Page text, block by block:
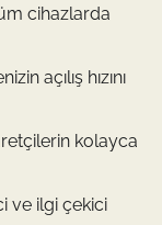
cihazlarda
açılış hızını
kolayca
ve ilgi çekici